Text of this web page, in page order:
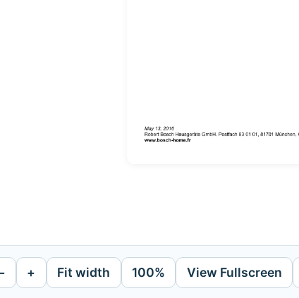
+ Fit width 100% View Fullscreen